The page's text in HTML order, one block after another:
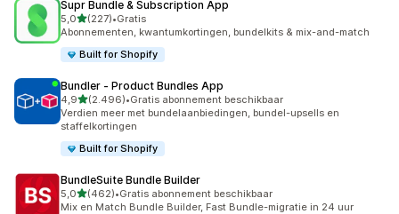
Supr Bundle & Subscription App
5,0van 5 sterren
(227)
227 recensies in totaal
•Gratis
Abonnementen, kwantumkortingen, bundelkits & mix-and-match
Built for Shopify
Bundler ‑ Product Bundles App
4,9van 5 sterren
(2.496)
2496 recensies in totaal
•Gratis abonnement beschikbaar
Verdien meer met bundelaanbiedingen, bundel-upsells en
staffelkortingen
Built for Shopify
BundleSuite Bundle Builder
5,0van 5 sterren
(462)
462 recensies in totaal
•Gratis abonnement beschikbaar
Mix en Match Bundle Builder, Fast Bundle-migratie in 24 uur